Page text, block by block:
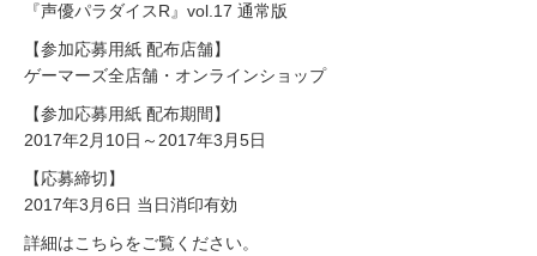
『声優パラダイスR』vol.17 通常版
【参加応募用紙 配布店舗】
ゲーマーズ全店舗・オンラインショップ
【参加応募用紙 配布期間】
2017年2月10日～2017年3月5日
【応募締切】
2017年3月6日 当日消印有効
詳細はこちらをご覧ください。